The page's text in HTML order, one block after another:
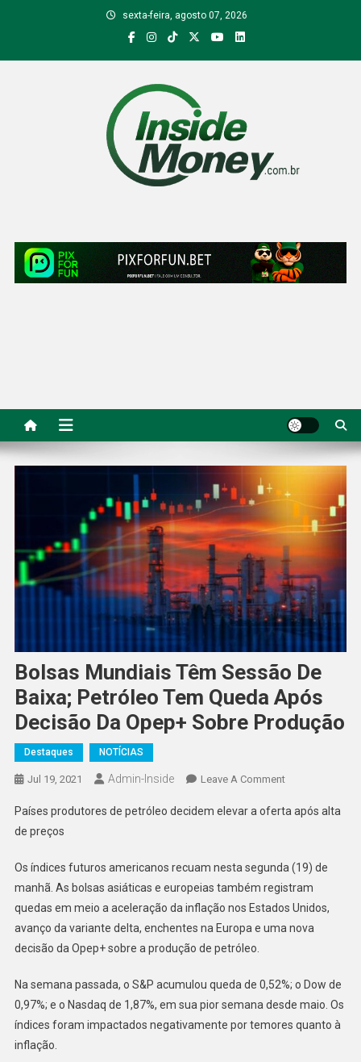
sexta-feira, agosto 07, 2026
Inside Money
Bolsas Mundiais Têm Sessão De
Baixa; Petróleo Tem Queda Após
Decisão Da Opep+ Sobre Produção
Destaques NOTÍCIAS
Jul 19, 2021 Admin-Inside Leave A CommentOn
Mundiais
De
Baixa;
Petróleo
Tem
Decisão
Da
Países produtores de petróleo decidem elevar a oferta após alta
de preços
Os índices futuros americanos recuam nesta segunda (19) de
manhã. As bolsas asiáticas e europeias também registram
quedas em meio a aceleração da inflação nos Estados Unidos,
avanço da variante delta, enchentes na Europa e uma nova
decisão da Opep+ sobre a produção de petróleo.
Na semana passada, o S&P acumulou queda de 0,52%; o Dow de
0,97%; e o Nasdaq de 1,87%, em sua pior semana desde maio. Os
índices foram impactados negativamente por temores quanto à
inflação.